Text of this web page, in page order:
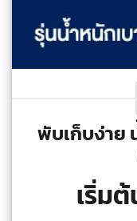
พับเก็บง่าย
เริ่ม